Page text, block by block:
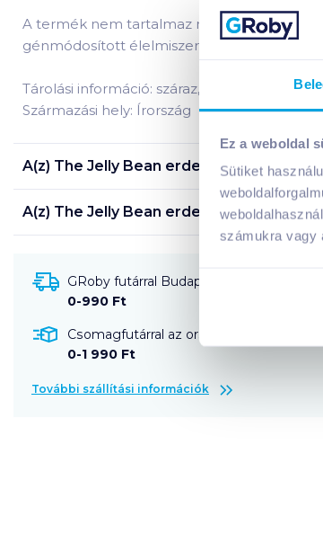
Ez a weboldal
Sütiket
számukra vagy
A termék nem tartalmaz mesterséges
génmódosított élelmiszereket!
Tárolási információ: száraz, hűvös helyen
Származási hely: Írország
A(z) The Jelly Bean erdei gyümölcsös
A(z) The Jelly Bean erdei gyümölcsös
GRoby futárral Budapestre és
0-990 Ft
Csomagfutárral az ország egész
0-1 990 Ft
További szállítási információk